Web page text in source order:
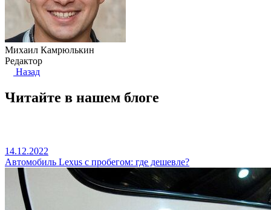
Михаил Камрюлькин
Редактор
Назад
Читайте в нашем блоге
14.12.2022
Автомобиль Lexus c пробегом: где дешевле?